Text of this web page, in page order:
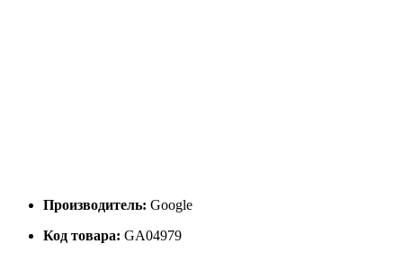
Производитель: Google
Код товара: GA04979